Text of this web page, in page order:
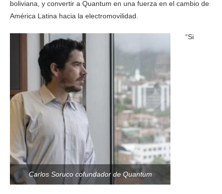
boliviana, y convertir a Quantum en una fuerza en el cambio de
América Latina hacia la electromovilidad.
Carlos Soruco cofundador de Quantum
“Si